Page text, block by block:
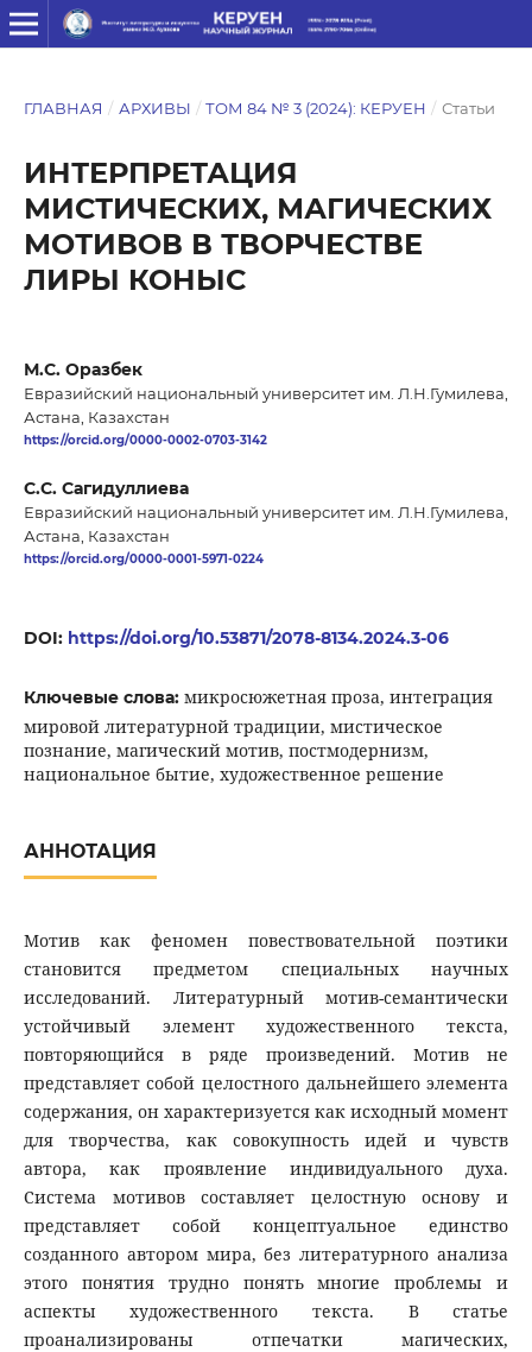
ГЛАВНАЯ / АРХИВЫ / ТОМ 84 № 3 (2024): КЕРУЕН / Статьи
ИНТЕРПРЕТАЦИЯ
МИСТИЧЕСКИХ, МАГИЧЕСКИХ
МОТИВОВ В ТВОРЧЕСТВЕ
ЛИРЫ КОНЫС
М.С. Оразбек
Евразийский национальный университет им. Л.Н.Гумилева,
Астана, Казахстан
https://orcid.org/0000-0002-0703-3142
С.C. Сагидуллиева
Евразийский национальный университет им. Л.Н.Гумилева,
Астана, Казахстан
https://orcid.org/0000-0001-5971-0224
DOI: https://doi.org/10.53871/2078-8134.2024.3-06
Ключевые слова: микросюжетная проза, интеграция
мировой литературной традиции, мистическое
познание, магический мотив, постмодернизм,
национальное бытие, художественное решение
АННОТАЦИЯ
Мотив как феномен повествовательной поэтики
становится предметом специальных научных
исследований. Литературный мотив-семантически
устойчивый элемент художественного текста,
повторяющийся в ряде произведений. Мотив не
представляет собой целостного дальнейшего элемента
содержания, он характеризуется как исходный момент
для творчества, как совокупность идей и чувств
автора, как проявление индивидуального духа.
Система мотивов составляет целостную основу и
представляет собой концептуальное единство
созданного автором мира, без литературного анализа
этого понятия трудно понять многие проблемы и
аспекты художественного текста. В статье
проанализированы отпечатки магических,